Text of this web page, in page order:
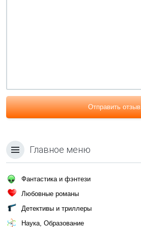
Отправить отзыв
Главное меню
Фантастика и фэнтези
Любовные романы
Детективы и триллеры
Наука, Образование